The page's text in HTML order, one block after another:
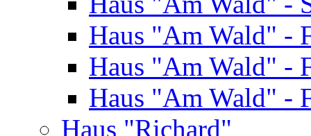
Haus "Am Wald" -
Haus "Am Wald" -
Haus "Am Wald" -
Haus "Richard"